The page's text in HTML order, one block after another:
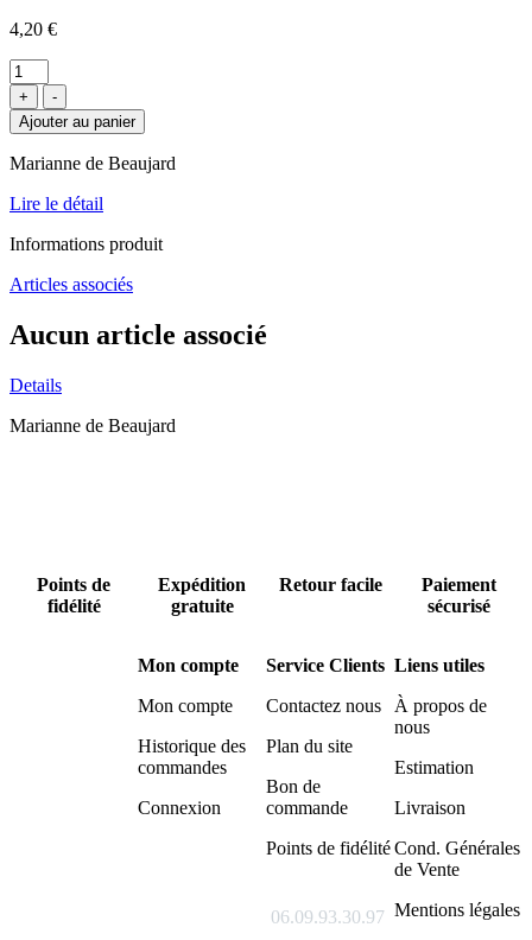
4,20 €
+
-
Ajouter au panier
Marianne de Beaujard
Lire le détail
Informations produit
Articles associés
Aucun article associé
Details
Marianne de Beaujard
Points de
fidélité
Expédition
gratuite
Retour facile
Paiement
sécurisé
Mon compte
Mon compte
Historique des
commandes
Connexion
Service Clients
Contactez nous
Plan du site
Bon de
commande
Points de fidélité
06.09.93.30.97
Liens utiles
À propos de
nous
Estimation
Livraison
Cond. Générales
de Vente
Mentions légales